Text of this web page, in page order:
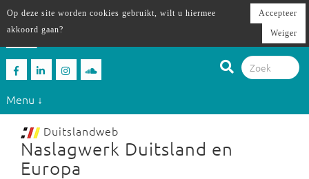
Menu ↓
Duitslandweb
Naslagwerk Duitsland en
Europa
Op deze site worden cookies gebruikt, wilt u hiermee
akkoord gaan?
Accepteer
Weiger